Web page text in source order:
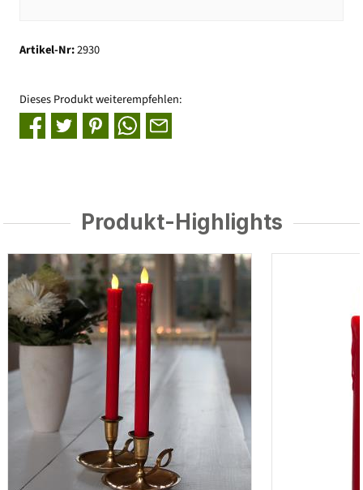
Artikel-Nr:2930
Dieses Produkt weiterempfehlen:
Produkt-Highlights